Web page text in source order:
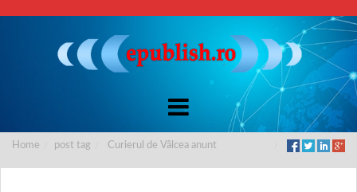
Home post tag Curierul de Vâlcea anunt